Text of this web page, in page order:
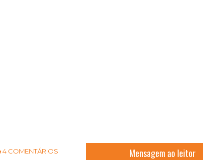
4 COMENTÁRIOS Mensagem ao leitor